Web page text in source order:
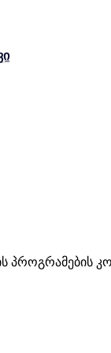
პროგრამების